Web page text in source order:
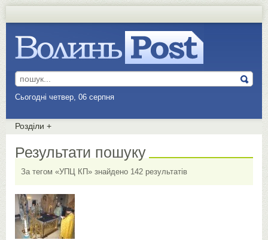
Сьогодні четвер, 06 серпня
Розділи +
Результати пошуку
За тегом «УПЦ КП» знайдено 142 результатів